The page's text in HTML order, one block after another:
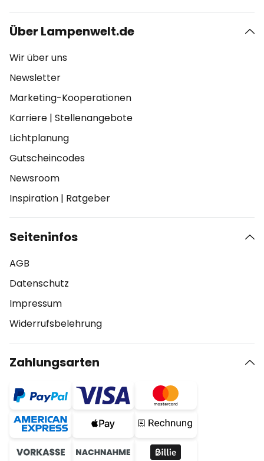
Über Lampenwelt.de
Wir über uns
Newsletter
Marketing-Kooperationen
Karriere | Stellenangebote
Lichtplanung
Gutscheincodes
Newsroom
Inspiration | Ratgeber
Seiteninfos
AGB
Datenschutz
Impressum
Widerrufsbelehrung
Zahlungsarten